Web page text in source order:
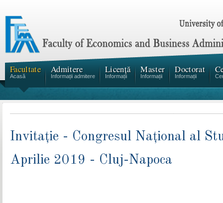
Facultate
Acasă
Admitere
Informații admitere
Licență
Informații
Master
Informații
Doctorat
Informații
Invitație - Congresul Național al
Aprilie 2019 - Cluj-Napoca